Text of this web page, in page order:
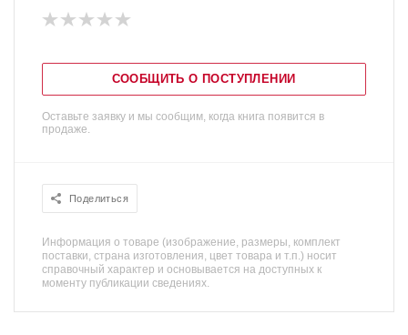
СООБЩИТЬ О ПОСТУПЛЕНИИ
Оставьте заявку и мы сообщим, когда книга появится в
продаже.
Поделиться
Информация о товаре (изображение, размеры, комплект
поставки, страна изготовления, цвет товара и т.п.) носит
справочный характер и основывается на доступных к
моменту публикации сведениях.